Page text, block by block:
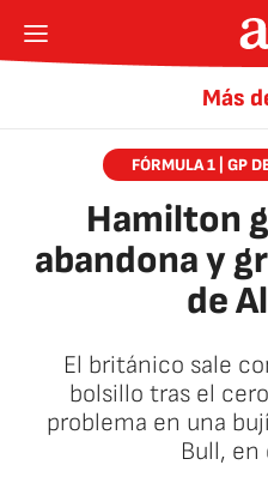
Más
FÓRMULA 1 | GP
Hamilton
abandona y
de
El británico sale
bolsillo tras el
problema en una
Bull, en